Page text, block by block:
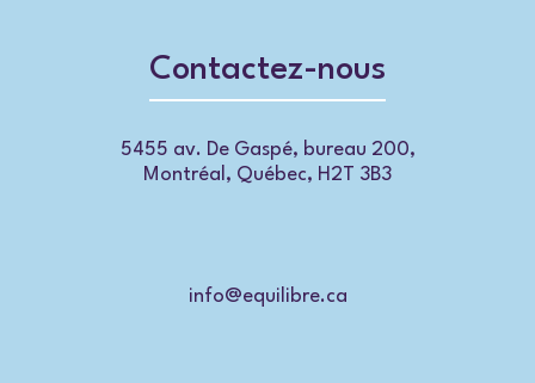
Contactez-nous
5455 av. De Gaspé, bureau 200,
Montréal, Québec, H2T 3B3
info@equilibre.ca